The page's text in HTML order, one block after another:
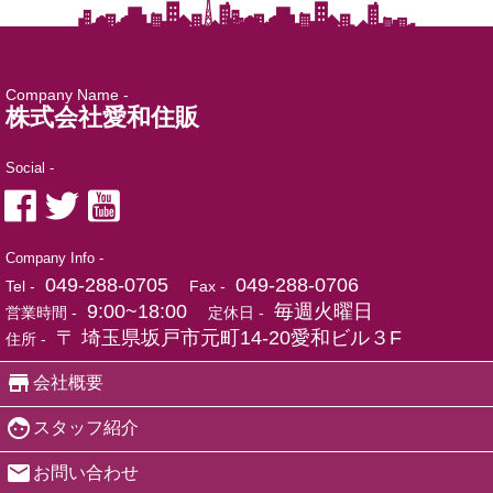
Company Name -
株式会社愛和住販
Social -
Company Info -
Tel - 049-288-0705 Fax - 049-288-0706
営業時間 - 9:00~18:00 定休日 - 毎週火曜日
住所 - 〒 埼玉県坂戸市元町14-20愛和ビル３F
会社概要
スタッフ紹介
お問い合わせ